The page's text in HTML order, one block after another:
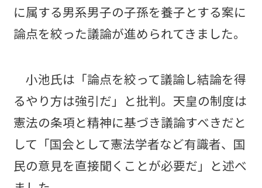
に属する男系男子の子孫を養子とする案に
論点を絞った議論が進められてきました。
小池氏は「論点を絞って議論し結論を得
るやり方は強引だ」と批判。天皇の制度は
憲法の条項と精神に基づき議論すべきだと
して「国会として憲法学者など有識者、国
民の意見を直接聞くことが必要だ」と述べ